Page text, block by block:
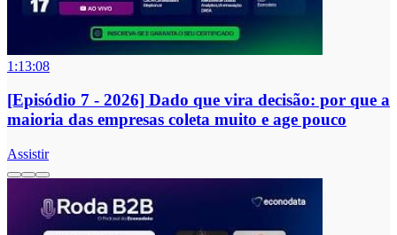
1:13:08
[Episódio 7 - 2026] Dado que vira decisão: por que a
maioria das empresas coleta muito e age pouco
Assistir